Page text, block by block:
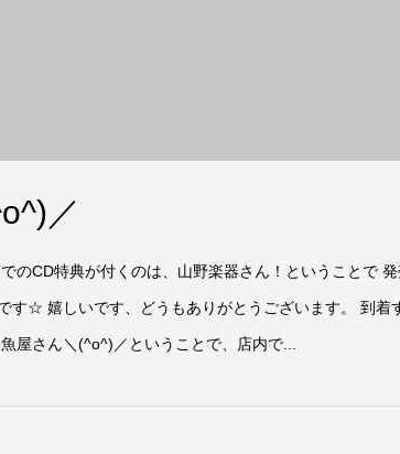
／
のCD特典が付くのは、山野楽器さん！ということで
す☆ 嬉しいです、どうもありがとうございます。 到着
屋さん＼(^o^)／ということで、店内で...